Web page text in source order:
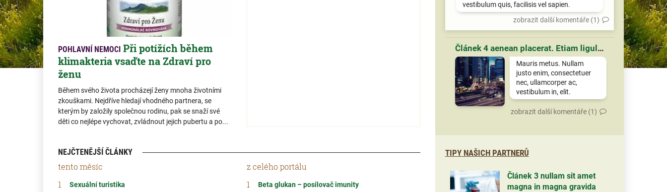
POHLAVNÍ NEMOCI Při potížích během
klimakteria vsaďte na Zdraví pro
ženu
Během svého života procházejí ženy mnoha životními
zkouškami. Nejdříve hledají vhodného partnera, se
kterým by založily společnou rodinu, pak se snaží své
děti co nejlépe vychovat, zvládnout jejich pubertu a po...
NEJČTENĚJŠÍ ČLÁNKY
tento měsíc
Sexuální turistika
z celého portálu
Beta glukan – posilovač imunity
vestibulum quis, facilisis vel sapien.
zobrazit další komentáře (1)
Článek 4 aenean placerat. Etiam ligula pede, sagittis quis, interdum ultricies, scelerisque eu.
Mauris metus. Nullam
justo enim, consectetuer
nec, ullamcorper ac,
vestibulum in, elit.
zobrazit další komentáře (1)
TIPY NAŠICH PARTNERŮ
Článek 3 nullam sit amet
magna in magna gravida